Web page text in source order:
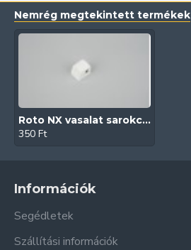
Nemrég megtekintett termékek
Roto NX vasalat sarokcsapágy kocka takaró (Fehér)
350 Ft
Információk
Segédletek
Szállítási információk